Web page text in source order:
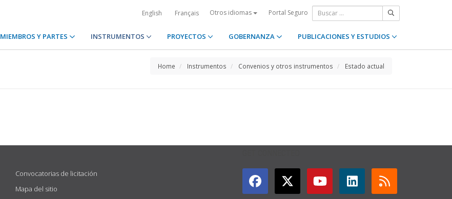
English Français Otros idiomas Portal Seguro
MIEMBROS Y PARTES INSTRUMENTOS PROYECTOS GOBERNANZA PUBLICACIONES Y ESTUDIOS
Home Instrumentos Convenios y otros instrumentos Estado actual
Convocatorias de licitación
Mapa del sitio